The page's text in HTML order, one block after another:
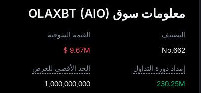
معلومات سوق OLAXBT (AIO)
التصنيف
No.662
القيمة السوقية
$ 9.67M
إمداد دورة التداول
230.25M
الحد الأقصى للعرض
1,000,000,000